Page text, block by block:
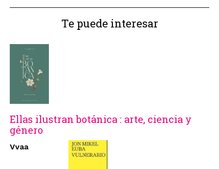
Te puede interesar
Ellas ilustran botánica : arte, ciencia y
género
Vvaa